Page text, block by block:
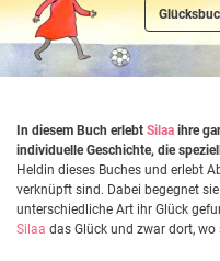
In diesem Buch erlebt Silaa ihre
individuelle Geschichte, die
Heldin dieses Buches und erlebt
verknüpft sind. Dabei begegnet
unterschiedliche Art ihr Glück
Silaa das Glück und zwar dort, wo